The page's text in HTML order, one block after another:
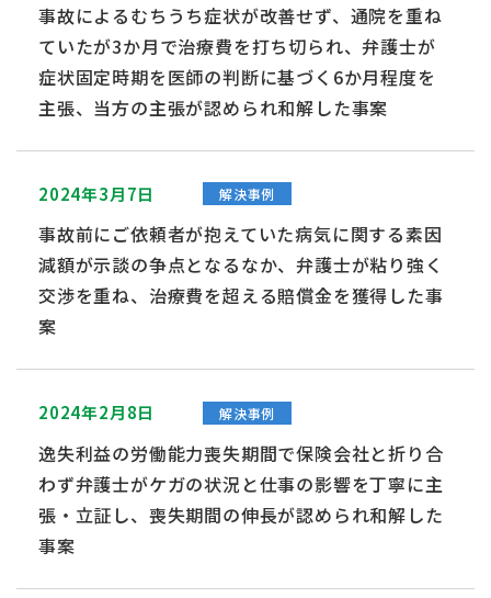
事故によるむちうち症状が改善せず、通院を重ね
ていたが3か月で治療費を打ち切られ、弁護士が
症状固定時期を医師の判断に基づく6か月程度を
主張、当方の主張が認められ和解した事案
事故前にご依頼者が抱えていた病気に関する素因
減額が示談の争点となるなか、弁護士が粘り強く
交渉を重ね、治療費を超える賠償金を獲得した事
案
2024年3月7日 解決事例
逸失利益の労働能力喪失期間で保険会社と折り合
わず弁護士がケガの状況と仕事の影響を丁寧に主
張・立証し、喪失期間の伸長が認められ和解した
事案
2024年2月8日 解決事例